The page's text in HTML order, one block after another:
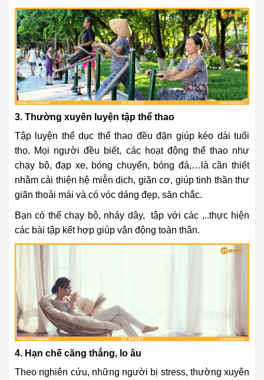
3. Thường xuyên luyện tập thể thao
Tập luyện thể dục thể thao đều đặn giúp kéo dài tuổi
thọ. Mọi người đều biết, các hoạt động thể thao như
chạy bộ, đạp xe, bóng chuyển, bóng đá,…là cần thiết
nhằm cải thiện hệ miễn dịch, giãn cơ, giúp tinh thần thư
giãn thoải mái và có vóc dáng đẹp, săn chắc.
Bạn có thể chạy bộ, nhảy dây, tập với các ,..thực hiện
các bài tập kết hợp giúp vận động toàn thân.
4. Hạn chế căng thẳng, lo âu
Theo nghiên cứu, những người bị stress, thường xuyên